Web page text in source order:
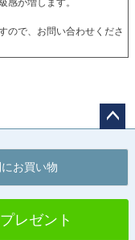
感が増します。
ので、お問い合わせくださ
へ
お買い物
レゼント